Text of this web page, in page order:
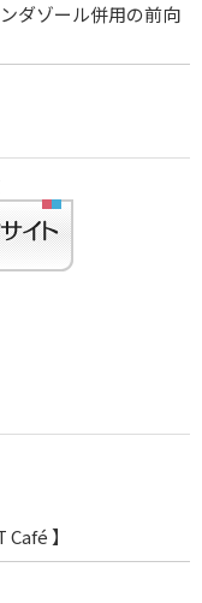
ダゾール併用の前向
】